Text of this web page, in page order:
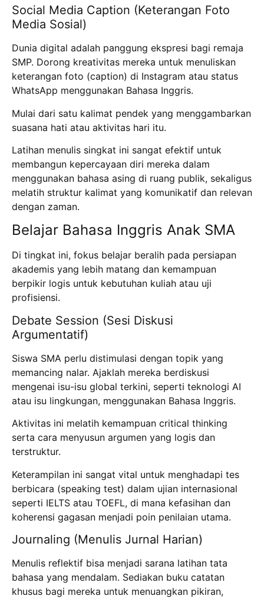
Social Media Caption (Keterangan Foto
Media Sosial)
Dunia digital adalah panggung ekspresi bagi remaja
SMP. Dorong kreativitas mereka untuk menuliskan
keterangan foto (caption) di Instagram atau status
WhatsApp menggunakan Bahasa Inggris.
Mulai dari satu kalimat pendek yang menggambarkan
suasana hati atau aktivitas hari itu.
Latihan menulis singkat ini sangat efektif untuk
membangun kepercayaan diri mereka dalam
menggunakan bahasa asing di ruang publik, sekaligus
melatih struktur kalimat yang komunikatif dan relevan
dengan zaman.
Belajar Bahasa Inggris Anak SMA
Di tingkat ini, fokus belajar beralih pada persiapan
akademis yang lebih matang dan kemampuan
berpikir logis untuk kebutuhan kuliah atau uji
profisiensi.
Debate Session (Sesi Diskusi
Argumentatif)
Siswa SMA perlu distimulasi dengan topik yang
memancing nalar. Ajaklah mereka berdiskusi
mengenai isu-isu global terkini, seperti teknologi AI
atau isu lingkungan, menggunakan Bahasa Inggris.
Aktivitas ini melatih kemampuan critical thinking
serta cara menyusun argumen yang logis dan
terstruktur.
Keterampilan ini sangat vital untuk menghadapi tes
berbicara (speaking test) dalam ujian internasional
seperti IELTS atau TOEFL, di mana kefasihan dan
koherensi gagasan menjadi poin penilaian utama.
Journaling (Menulis Jurnal Harian)
Menulis reflektif bisa menjadi sarana latihan tata
bahasa yang mendalam. Sediakan buku catatan
khusus bagi mereka untuk menuangkan pikiran,